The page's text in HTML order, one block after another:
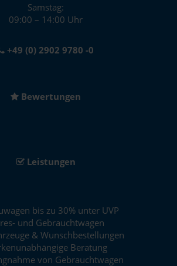
Samstag:
09:00 – 14:00 Uhr
+49 (0) 2902 9780 -0
Bewertungen
Leistungen
bis zu 30% unter UVP
und Gebrauchtwagen
& Wunschbestellungen
Beratung
von Gebrauchtwagen